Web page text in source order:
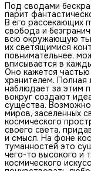
Под сводами
парит
В его рассекающих
свобода и
всю окружающую
их светящимися
повнимательнее,
вписывается в
Оно кажется
хранителем. Полная
наблюдает за этим
вокруг создают
существа.
миров, заселенных
космического
своего света,
и смысл. На фоне
туманностей это
чего-то высокого и
космического